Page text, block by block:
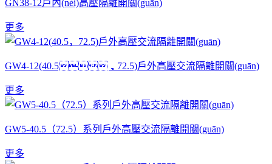
GN38-12戶內(nèi)高壓隔離開關(guān)
更多
GW4-12(40.5，72.5)戶外高壓交流隔離開關(guān)
更多
GW5-40.5（72.5）系列戶外高壓交流隔離開關(guān)
更多